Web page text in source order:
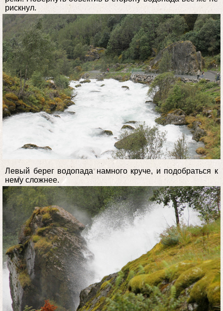
рискнул.
Левый берег водопада намного круче, и подобраться к
нему сложнее.